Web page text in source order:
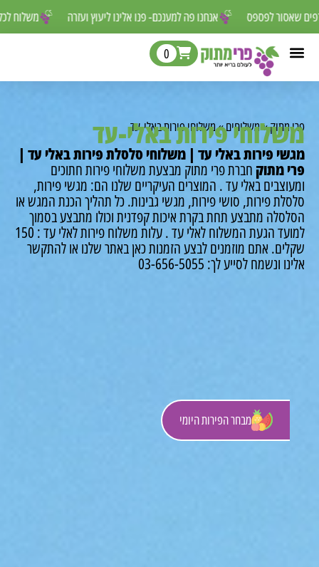
אנחנו פה למענכם- פנו אלינו ליעוץ ועזרה שאסור לפספס
מבחר הפירות היומי
0
»משלוחים»משלוחי פירות באלי-עד
פירות באלי-עד
פירות באלי עד | משלוחי סלסלת פירות באלי עד |
מתוק חברת פרי מתוק מבצעת משלוחי פירות חתוכים
באלי עד .המוצרים העיקריים שלנו הם: מגשי פירות,
פירות, סושי פירות, מגשי גבינות.כל תהליך הכנת המגש או
מתבצע תחת בקרת איכות קפדנית וכולו מתבצע בסמוך
הגעת המשלוח לאלי עד . עלות משלוח פירות לאלי עד : 150
אתם מוזמנים לבצע הזמנות כאן באתר שלנו או להתקשר
לסייע לך: 03-656-5055